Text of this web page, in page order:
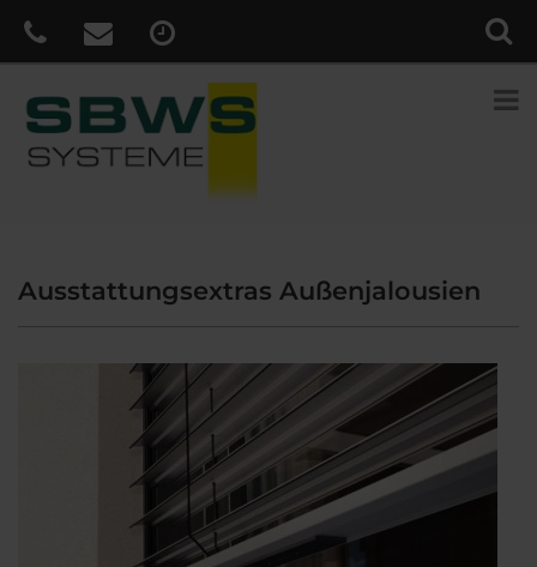
Ausstattungsextras Außenjalousien